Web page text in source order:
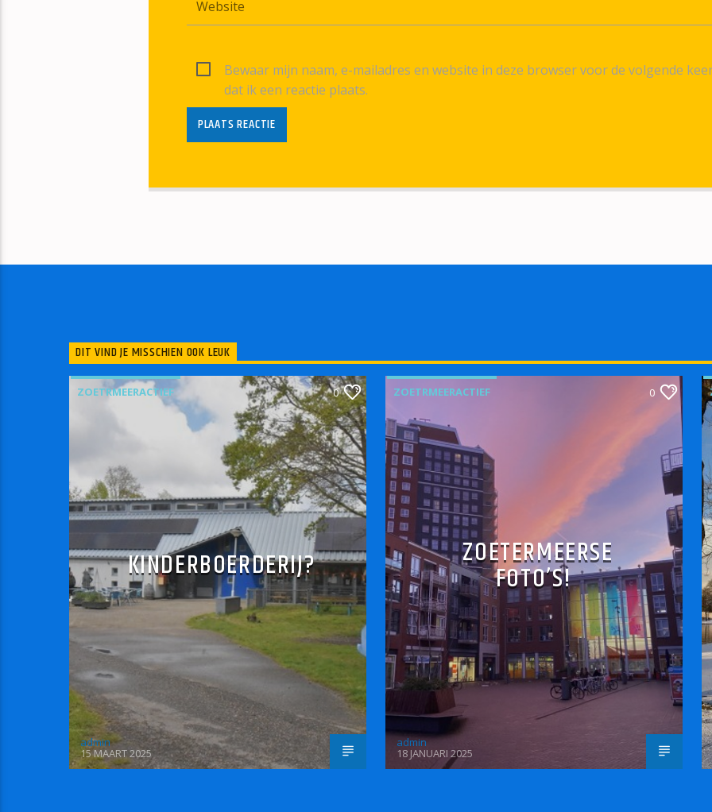
Bewaar mijn naam, e-mailadres en website in deze browser voor de volgende
dat ik een reactie plaats.
DIT VIND JE MISSCHIEN OOK LEUK
ZOETRMEERACTIEF 0
KINDERBOERDERIJ?
admin
15 MAART 2025
ZOETRMEERACTIEF 0
ZOETERMEERSE
FOTO’S!
admin
18 JANUARI 2025